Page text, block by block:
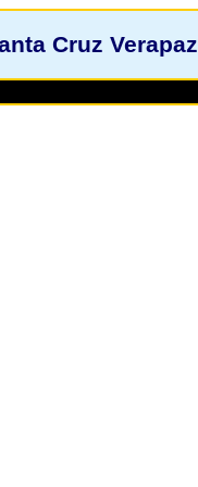
Cruz Verapaz